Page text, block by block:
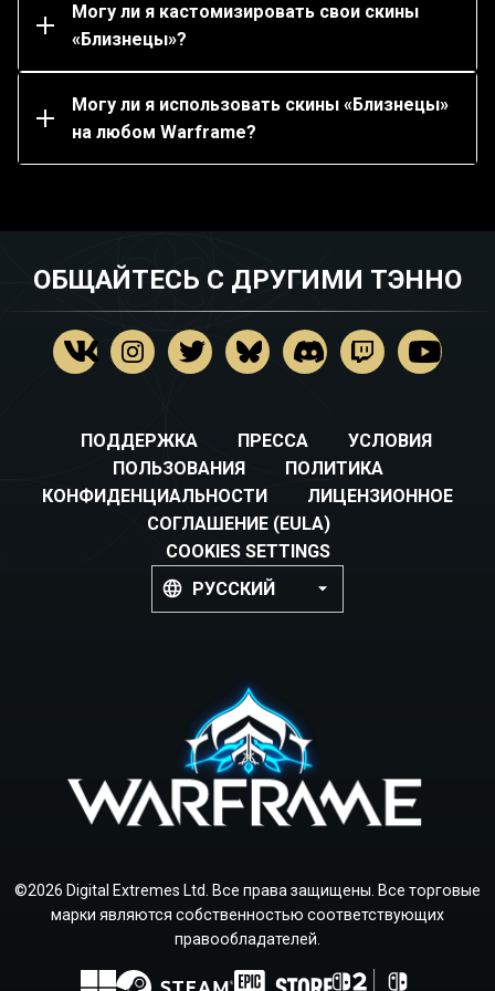
Могу ли я кастомизировать свои скины
«Близнецы»?
«Близнецы», изменив цвета или добавив такие
предметы, как броня и санданы.
Могу ли я использовать скины «Близнецы»
на любом Warframe?
Нет, вы можете использовать скины «Близнецы»
только на соответствующем варфрейме (и его
прайм-версии). Например, только Мэг и Мэг
Прайм могут использовать скин «Близнецы» Аои.
ОБЩАЙТЕСЬ С ДРУГИМИ ТЭННО
ПОДДЕРЖКА ПРЕССА
УСЛОВИЯ
ПОЛЬЗОВАНИЯ
ПОЛИТИКА
КОНФИДЕНЦИАЛЬНОСТИ
ЛИЦЕНЗИОННОЕ
СОГЛАШЕНИЕ (EULA)
COOKIES SETTINGS
РУССКИЙ
©2026 Digital Extremes Ltd. Все права защищены. Все торговые
марки являются собственностью соответствующих
правообладателей.